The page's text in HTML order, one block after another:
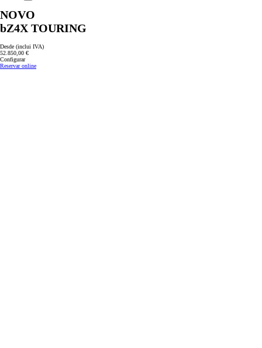
NOVO
bZ4X TOURING
Desde (inclui IVA)
52.850,00 €
Configurar
Reservar online